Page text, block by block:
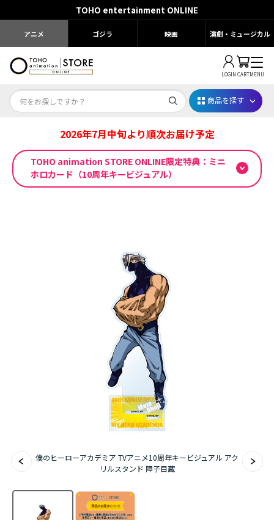
TOHO entertainment ONLINE
アニメ ゴジラ 映画 演劇・ミュージカル
LOGIN CARTMENU
Dr.STONE STONE FES.2026
映画ちいかわ
アニメ『僕のヒーローアカデミア』10周年
ハイキュー!!ジャージ＆ユニフォーム
『無職転生Ⅲ ～異世界行ったら本気だす～』
『ふつつかな悪女ではございますが ～雛宮蝶鼠と
商品を探す
2026年7月中旬より順次お届け予定
TOHO animation STORE ONLINE限定特典：ミニ
ホロカード（10周年キービジュアル）
僕のヒーローアカデミア TVアニメ10周年キービジュアル アク
リルスタンド 障子目蔵